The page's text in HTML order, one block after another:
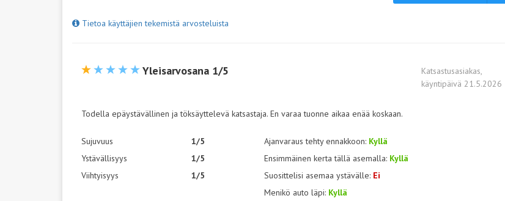
Tietoa käyttäjien tekemistä arvosteluista
Yleisarvosana 1/5
Katsastusasiakas,
käyntipäivä 21.5.2026
Todella epäystävällinen ja töksäyttelevä katsastaja. En varaa tuonne aikaa enää koskaan.
Sujuvuus
Ystävällisyys
Viihtyisyys
1/5
1/5
1/5
Ajanvaraus tehty ennakkoon: Kyllä
Ensimmäinen kerta tällä asemalla: Kyllä
Suosittelisi asemaa ystävälle: Ei
Menikö auto läpi: Kyllä